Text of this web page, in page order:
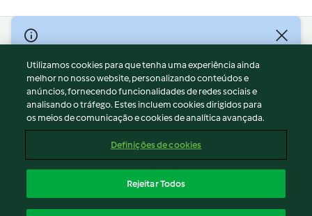
© Copyright 2026
Termos de Utilização
Aviso sobre Proteção de Dados
Aviso
Apoio legal
Conteúdo do relatório
Declaração de acessibilidade
Utilizamos cookies para que tenha uma experiência ainda
melhor no nosso website, personalizando conteúdos e
anúncios, fornecendo funcionalidades de redes sociais e
analisando o tráfego. Estes incluem cookies dirigidos para
os meios de comunicação e cookies de analítica avançada.
Definições de cookies
Rejeitar Todos